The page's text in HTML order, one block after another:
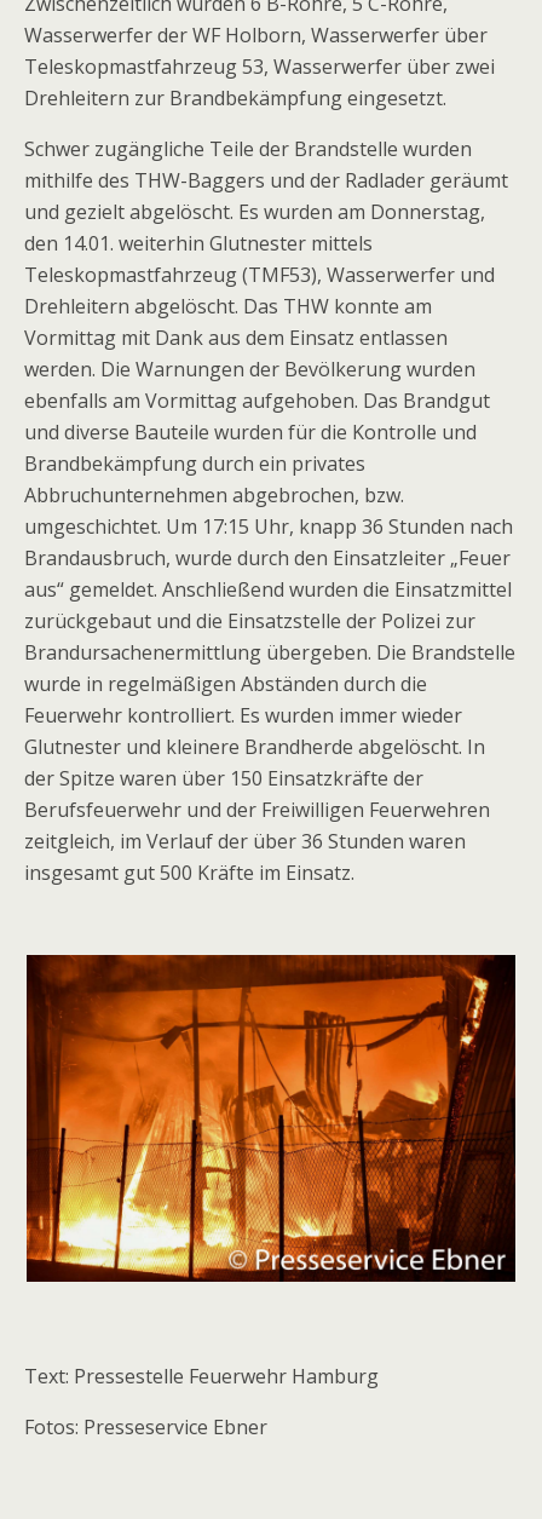
Wasserwerfer der WF Holborn, Wasserwerfer über
Teleskopmastfahrzeug 53, Wasserwerfer über zwei
Drehleitern zur Brandbekämpfung eingesetzt.
Schwer zugängliche Teile der Brandstelle wurden
mithilfe des THW-Baggers und der Radlader geräumt
und gezielt abgelöscht. Es wurden am Donnerstag,
den 14.01. weiterhin Glutnester mittels
Teleskopmastfahrzeug (TMF53), Wasserwerfer und
Drehleitern abgelöscht. Das THW konnte am
Vormittag mit Dank aus dem Einsatz entlassen
werden. Die Warnungen der Bevölkerung wurden
ebenfalls am Vormittag aufgehoben. Das Brandgut
und diverse Bauteile wurden für die Kontrolle und
Brandbekämpfung durch ein privates
Abbruchunternehmen abgebrochen, bzw.
umgeschichtet. Um 17:15 Uhr, knapp 36 Stunden nach
Brandausbruch, wurde durch den Einsatzleiter „Feuer
aus“ gemeldet. Anschließend wurden die Einsatzmittel
zurückgebaut und die Einsatzstelle der Polizei zur
Brandursachenermittlung übergeben. Die Brandstelle
wurde in regelmäßigen Abständen durch die
Feuerwehr kontrolliert. Es wurden immer wieder
Glutnester und kleinere Brandherde abgelöscht. In
der Spitze waren über 150 Einsatzkräfte der
Berufsfeuerwehr und der Freiwilligen Feuerwehren
zeitgleich, im Verlauf der über 36 Stunden waren
insgesamt gut 500 Kräfte im Einsatz.
Text: Pressestelle Feuerwehr Hamburg
Fotos: Presseservice Ebner